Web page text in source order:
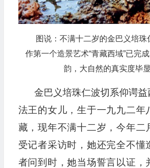
图说：不满十二岁的金巴义培珠
作第一个造景艺术“青藏西域”已完
韵，大自然的真实度毕显
金巴义培珠仁波切系仰谔
法王的女儿，生于一九九二年
藏，现年不满十二岁，今年二
受记者采访时，她还完全不懂
者问到时，她当场誓言以证，